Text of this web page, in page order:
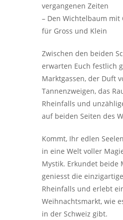
vergangenen Zeiten
– Den Wichtelbaum mit
für Gross und Klein
Zwischen den beiden
erwarten Euch festlich
Marktgassen, der Duft
Tannenzweigen, das
Rheinfalls und
auf beiden Seiten des
Kommt, Ihr edlen
in eine Welt voller
Mystik. Erkundet beide
geniesst die
Rheinfalls und erlebt
Weihnachtsmarkt, wie
in der Schweiz gibt.